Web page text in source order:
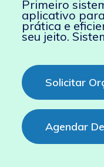
Primeiro
aplicativo
prática e
seu jeito.
Solicitar
Agendar